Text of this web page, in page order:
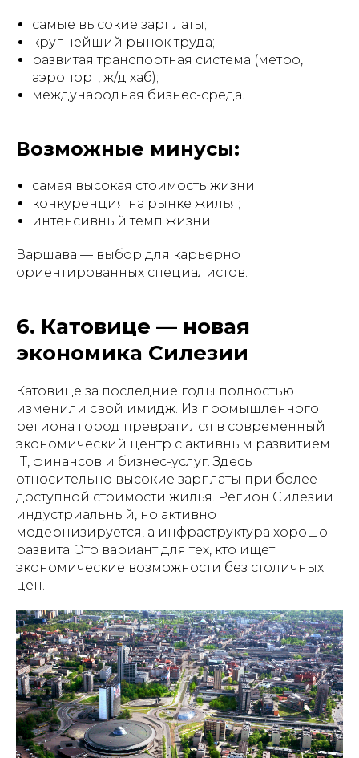
самые высокие зарплаты;
крупнейший рынок труда;
развитая транспортная система (метро,
аэропорт, ж/д хаб);
международная бизнес-среда.
Возможные минусы:
самая высокая стоимость жизни;
конкуренция на рынке жилья;
интенсивный темп жизни.
Варшава — выбор для карьерно
ориентированных специалистов.
6. Катовице — новая
экономика Силезии
Катовице за последние годы полностью
изменили свой имидж. Из промышленного
региона город превратился в современный
экономический центр с активным развитием
IT, финансов и бизнес-услуг. Здесь
относительно высокие зарплаты при более
доступной стоимости жилья. Регион Силезии
индустриальный, но активно
модернизируется, а инфраструктура хорошо
развита. Это вариант для тех, кто ищет
экономические возможности без столичных
цен.